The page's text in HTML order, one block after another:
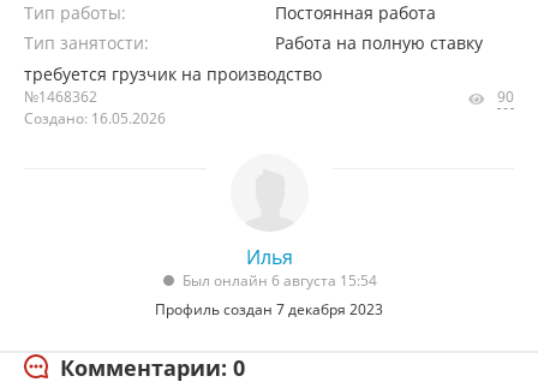
Тип работы:
Постоянная работа
Тип занятости:
Работа на полную ставку
требуется грузчик на производство
№1468362
Создано: 16.05.2026
90
Илья
Был онлайн 6 августа 15:54
Профиль создан 7 декабря 2023
Комментарии: 0